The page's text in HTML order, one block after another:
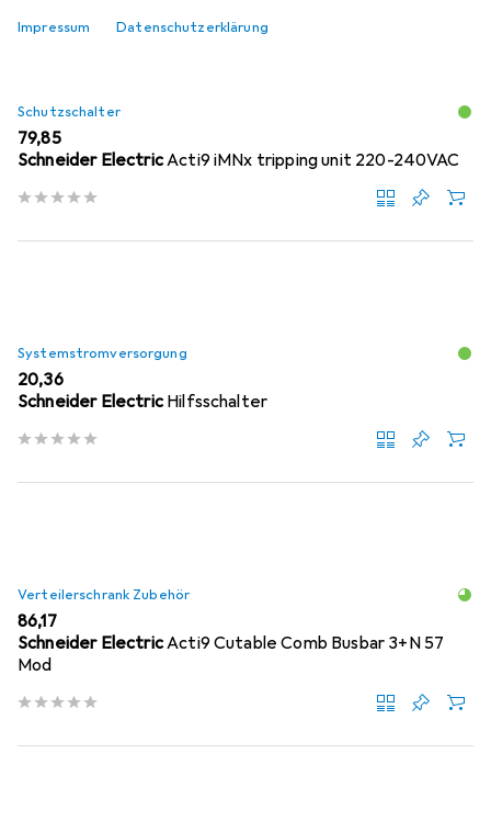
Impressum Datenschutzerklärung
Schutzschalter
EUR
79,85
Schneider ElectricActi9 iMNx tripping unit 220-240VAC
Systemstromversorgung
EUR
20,36
Schneider Electric Hilfsschalter
Verteilerschrank Zubehör
EUR
86,17
Schneider ElectricActi9 Cutable Comb Busbar 3+N 57
Mod